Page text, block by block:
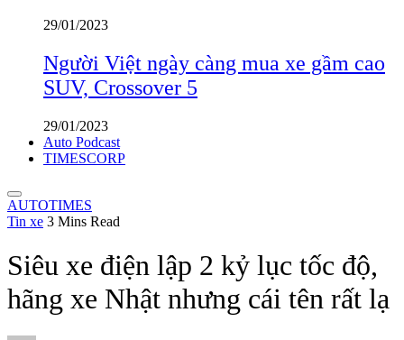
29/01/2023
Người Việt ngày càng mua xe gầm cao
SUV, Crossover 5
29/01/2023
Auto Podcast
TIMESCORP
AUTOTIMES
Tin xe 3 Mins Read
Siêu xe điện lập 2 kỷ lục tốc độ,
hãng xe Nhật nhưng cái tên rất lạ